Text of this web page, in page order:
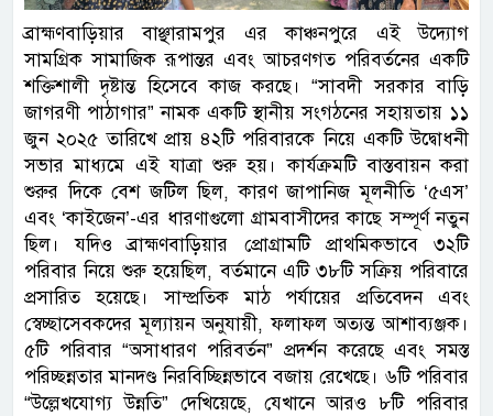
ব্রাহ্মণবাড়িয়ার বাঞ্ছারামপুর এর কাঞ্চনপুরে এই উদ্যোগ
সামগ্রিক সামাজিক রূপান্তর এবং আচরণগত পরিবর্তনের একটি
শক্তিশালী দৃষ্টান্ত হিসেবে কাজ করছে। “সাবদী সরকার বাড়ি
জাগরণী পাঠাগার” নামক একটি স্থানীয় সংগঠনের সহায়তায় ১১
জুন ২০২৫ তারিখে প্রায় ৪২টি পরিবারকে নিয়ে একটি উদ্বোধনী
সভার মাধ্যমে এই যাত্রা শুরু হয়। কার্যক্রমটি বাস্তবায়ন করা
শুরুর দিকে বেশ জটিল ছিল, কারণ জাপানিজ মূলনীতি ‘৫এস’
এবং ‘কাইজেন’-এর ধারণাগুলো গ্রামবাসীদের কাছে সম্পূর্ণ নতুন
ছিল। যদিও ব্রাহ্মণবাড়িয়ার প্রোগ্রামটি প্রাথমিকভাবে ৩২টি
পরিবার নিয়ে শুরু হয়েছিল, বর্তমানে এটি ৩৮টি সক্রিয় পরিবারে
প্রসারিত হয়েছে। সাম্প্রতিক মাঠ পর্যায়ের প্রতিবেদন এবং
স্বেচ্ছাসেবকদের মূল্যায়ন অনুযায়ী, ফলাফল অত্যন্ত আশাব্যঞ্জক।
৫টি পরিবার “অসাধারণ পরিবর্তন” প্রদর্শন করেছে এবং সমস্ত
পরিচ্ছন্নতার মানদণ্ড নিরবিচ্ছিন্নভাবে বজায় রেখেছে। ৬টি পরিবার
“উল্লেখযোগ্য উন্নতি” দেখিয়েছে, যেখানে আরও ৮টি পরিবার